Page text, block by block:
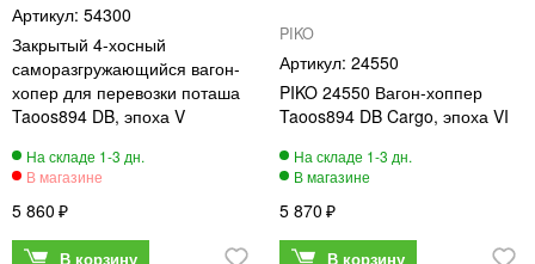
54300
Закрытый 4-хосный
саморазгружающийся вагон-
хопер для перевозки поташа
Taoos894 DB, эпоха V
5 860
PIKO
24550
PIKO 24550 Вагон-хоппер
Taoos894 DB Cargo, эпоха VI
5 870